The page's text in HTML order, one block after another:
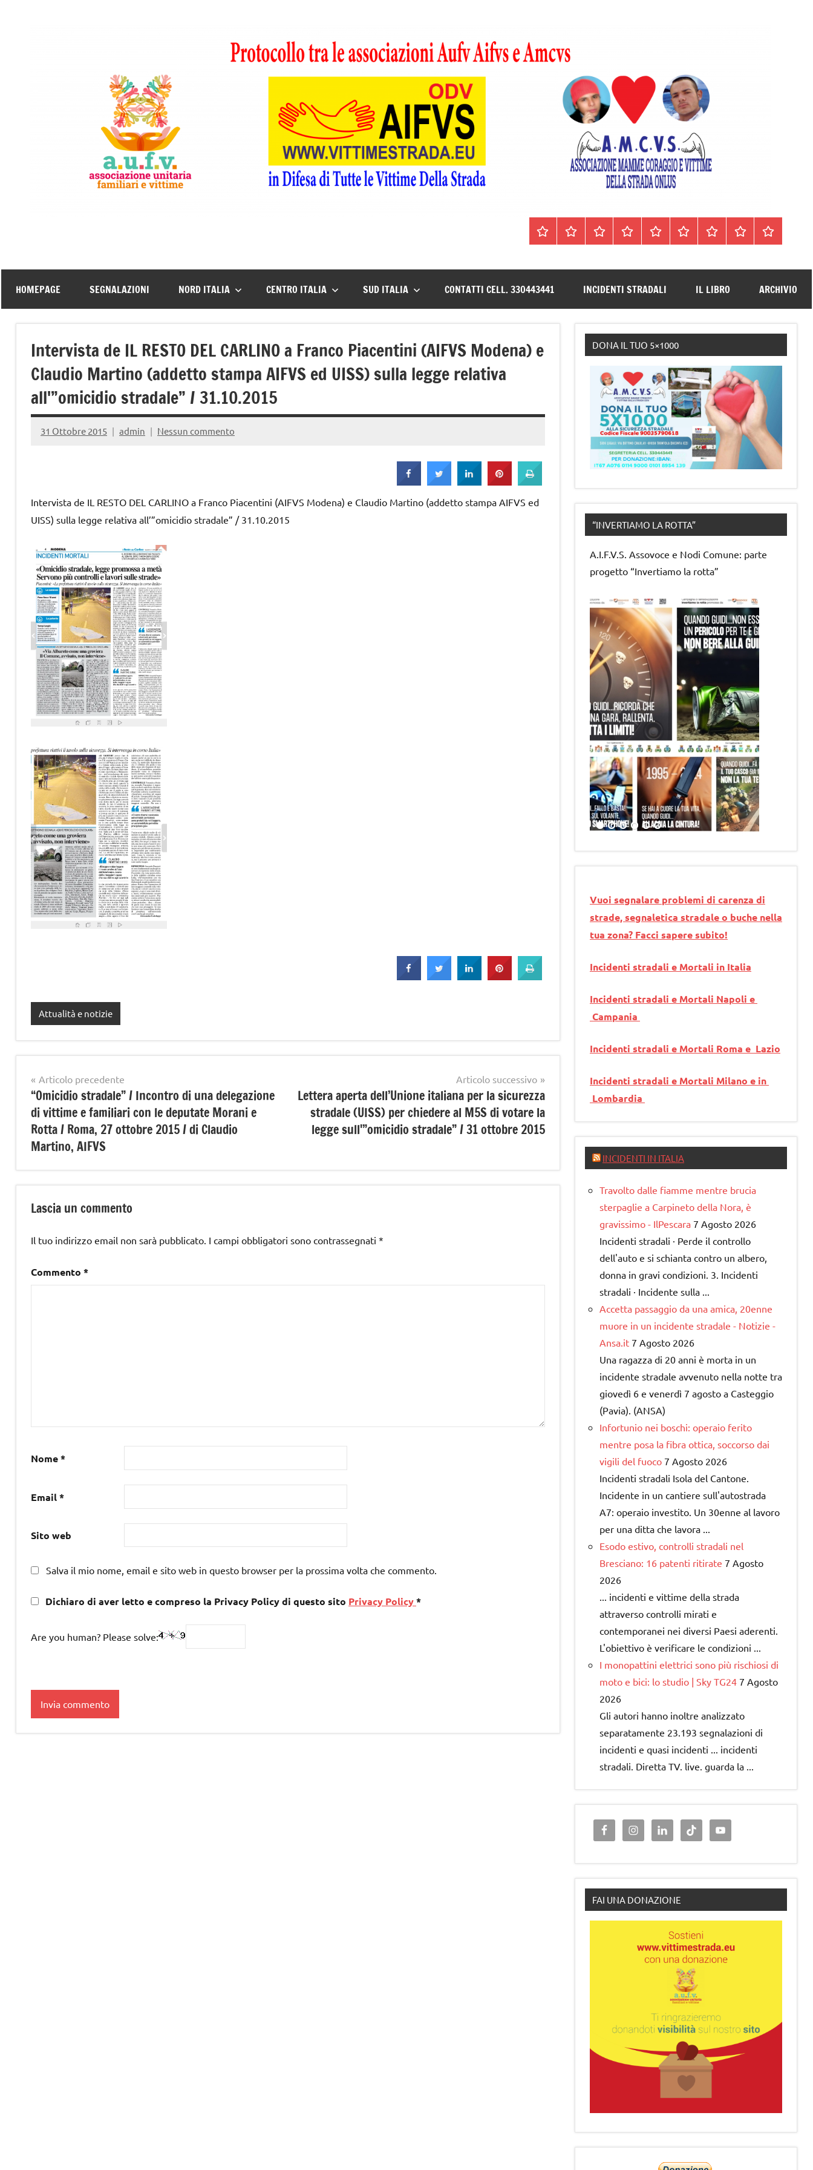
–
Associazione
Italiana
Familiari
e
Strada
di
tutte
strada
HomepageSegnalazioni
Nord
Centro
Sud
Contatti
330443441
Incidenti
Il
Archivio
HOMEPAGE SEGNALAZIONI NORD ITALIA CENTRO ITALIA SUD ITALIA CONTATTI CELL. 330443441 INCIDENTI STRADALI IL LIBRO ARCHIVIO
Intervista de IL RESTO DEL CARLINO a Franco Piacentini (AIFVS Modena) e
Claudio Martino (addetto stampa AIFVS ed UISS) sulla legge relativa
all'”omicidio stradale” / 31.10.2015
31 Ottobre 2015 admin Nessun commento
Intervista de IL RESTO DEL CARLINO a Franco Piacentini (AIFVS Modena) e Claudio Martino (addetto stampa AIFVS ed
UISS) sulla legge relativa all’”omicidio stradale” / 31.10.2015
Attualità e notizie
Navigazione
articoli
Articolo precedente
“Omicidio stradale” / Incontro di una delegazione
di vittime e familiari con le deputate Morani e
Rotta / Roma, 27 ottobre 2015 / di Claudio
Martino, AIFVS
Articolo successivo
Lettera aperta dell’Unione italiana per la sicurezza
stradale (UISS) per chiedere al M5S di votare la
legge sull'”omicidio stradale” / 31 ottobre 2015
Lascia un commento
Il tuo indirizzo email non sarà pubblicato. I campi obbligatori sono contrassegnati *
Commento *
Nome*
Email*
Sito web
Salva il mio nome, email e sito web in questo browser per la prossima volta che commento.
Dichiaro di aver letto e compreso la Privacy Policy di questo sito Privacy Policy*
Are you human? Please solve:
DONA IL TUO 5×1000
“INVERTIAMO LA ROTTA”
A.I.F.V.S. Assovoce e Nodi Comune: parte
progetto “Invertiamo la rotta”
Vuoi segnalare problemi di carenza di
strade, segnaletica stradale o buche nella
tua zona? Facci sapere subito!
Incidenti stradali e Mortali in Italia
Incidenti stradali e Mortali Napoli e
Campania
Incidenti stradali e Mortali Roma e Lazio
Incidenti stradali e Mortali Milano e in
Lombardia
INCIDENTI IN ITALIA
Travolto dalle fiamme mentre brucia
sterpaglie a Carpineto della Nora, è
gravissimo - IlPescara 7 Agosto 2026
Incidenti stradali · Perde il controllo
dell'auto e si schianta contro un albero,
donna in gravi condizioni. 3. Incidenti
stradali · Incidente sulla ...
Accetta passaggio da una amica, 20enne
muore in un incidente stradale - Notizie -
Ansa.it 7 Agosto 2026
Una ragazza di 20 anni è morta in un
incidente stradale avvenuto nella notte tra
giovedì 6 e venerdì 7 agosto a Casteggio
(Pavia). (ANSA)
Infortunio nei boschi: operaio ferito
mentre posa la fibra ottica, soccorso dai
vigili del fuoco 7 Agosto 2026
Incidenti stradali Isola del Cantone.
Incidente in un cantiere sull'autostrada
A7: operaio investito. Un 30enne al lavoro
per una ditta che lavora ...
Esodo estivo, controlli stradali nel
Bresciano: 16 patenti ritirate 7 Agosto
2026
... incidenti e vittime della strada
attraverso controlli mirati e
contemporanei nei diversi Paesi aderenti.
L'obiettivo è verificare le condizioni ...
I monopattini elettrici sono più rischiosi di
moto e bici: lo studio | Sky TG24 7 Agosto
2026
Gli autori hanno inoltre analizzato
separatamente 23.193 segnalazioni di
incidenti e quasi incidenti ... incidenti
stradali. Diretta TV. live. guarda la ...
FAI UNA DONAZIONE